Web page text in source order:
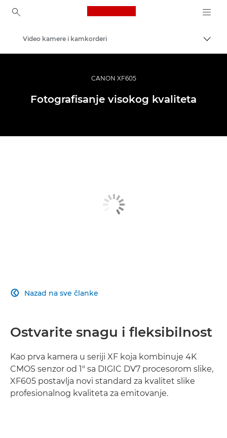
Canon Logo, back to
Video kamere i kamkorderi
CANON XF605
Fotografisanje visokog kvaliteta
Nazad na sve članke

Ostvarite snagu i fleksibilnost
Kao prva kamera u seriji XF koja kombinuje 4K
CMOS senzor od 1" sa DIGIC DV7 procesorom slike,
XF605 postavlja novi standard za kvalitet slike
profesionalnog kvaliteta za emitovanje.